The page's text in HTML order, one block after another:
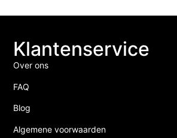
Klantenservice
Over ons
FAQ
Blog
Algemene voorwaarden